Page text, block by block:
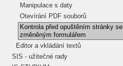
Manipulace s daty
Otevírání PDF souborů
Kontrola před opuštěním stránky se
změněným formulářem
Editor a vkládání textů
SIS - užitečné rady